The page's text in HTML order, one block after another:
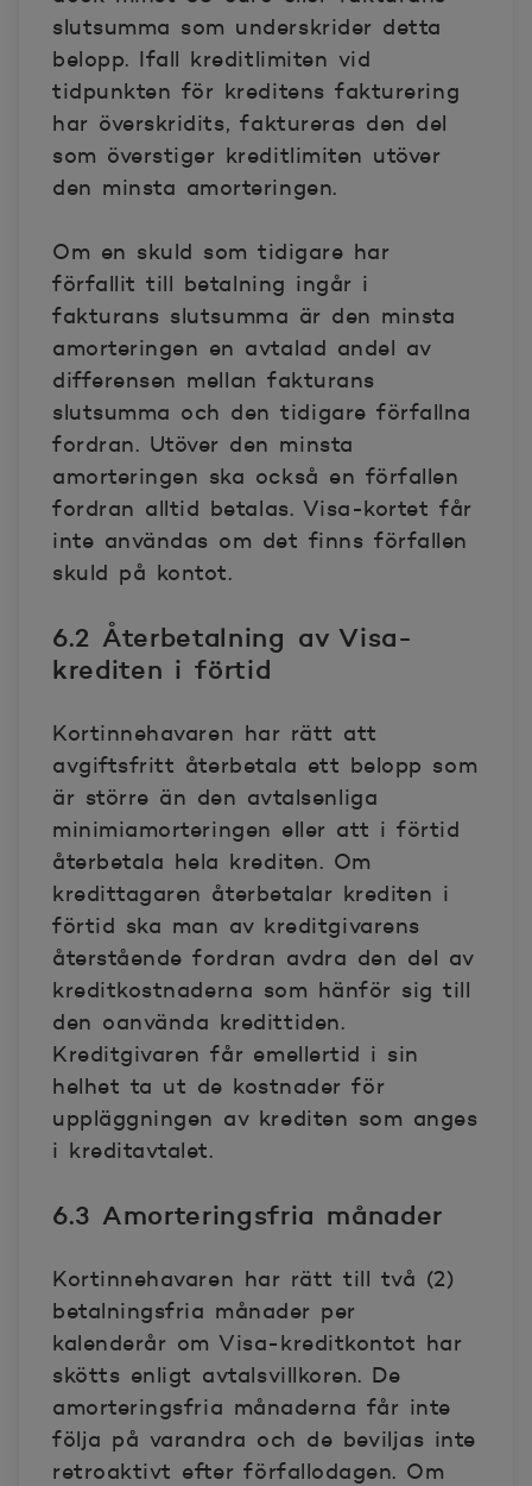
slutsumma som underskrider detta
belopp. Ifall kreditlimiten vid
tidpunkten för kreditens fakturering
har överskridits, faktureras den del
som överstiger kreditlimiten utöver
den minsta amorteringen.
Om en skuld som tidigare har
förfallit till betalning ingår i
fakturans slutsumma är den minsta
amorteringen en avtalad andel av
differensen mellan fakturans
slutsumma och den tidigare förfallna
fordran. Utöver den minsta
amorteringen ska också en förfallen
fordran alltid betalas. Visa-kortet får
inte användas om det finns förfallen
skuld på kontot.
6.2 Återbetalning av Visa-
krediten i förtid
Kortinnehavaren har rätt att
avgiftsfritt återbetala ett belopp som
är större än den avtalsenliga
minimiamorteringen eller att i förtid
återbetala hela krediten. Om
kredittagaren återbetalar krediten i
förtid ska man av kreditgivarens
återstående fordran avdra den del av
kreditkostnaderna som hänför sig till
den oanvända kredittiden.
Kreditgivaren får emellertid i sin
helhet ta ut de kostnader för
uppläggningen av krediten som anges
i kreditavtalet.
6.3 Amorteringsfria månader
Kortinnehavaren har rätt till två (2)
betalningsfria månader per
kalenderår om Visa-kreditkontot har
skötts enligt avtalsvillkoren. De
amorteringsfria månaderna får inte
följa på varandra och de beviljas inte
retroaktivt efter förfallodagen. Om